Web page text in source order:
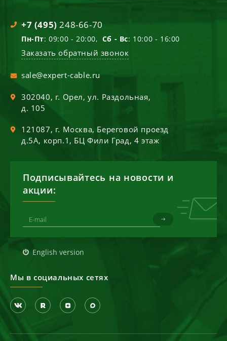
+7 (495) 248-66-70
Пн-Пт: 09:00 - 20:00, Сб - Вс: 10:00 - 16:00
Заказать обратный звонок
sale@expert-cable.ru
302040, г. Орел,ул. Раздольная,
д. 105
121087, г. Москва, Береговой проезд
д.5А, корп.1, БЦ Фили Град, 4 этаж
Подписывайтесь на новости и
акции:
English version
Мы в социальных сетях